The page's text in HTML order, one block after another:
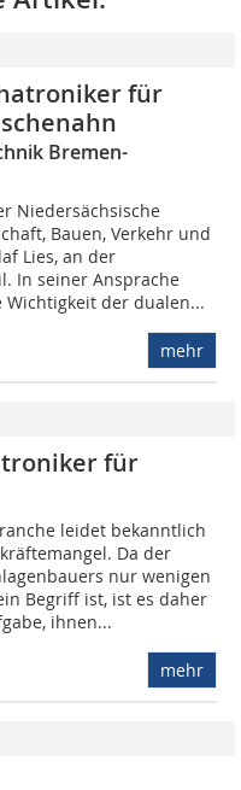
für
Bremen-
Niedersächsische
Bauen, Verkehr und
Lies, an der
In seiner Ansprache
Wichtigkeit der dualen...
mehr
für
leidet bekanntlich
Da der
nur wenigen
Begriff ist, ist es daher
ihnen...
mehr